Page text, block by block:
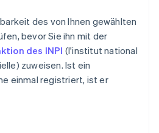
des von Ihnen gewählten
bevor Sie ihn mit der
des INPI (l'institut national
zuweisen. Ist ein
einmal registriert, ist er